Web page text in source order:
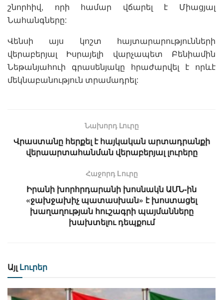
շնորհիվ, որի համար վճարել է Միացյալ
Նահանգները:
Վենսի այս կոշտ հայտարարությունների
վերաբերյալ Իսրայելի վարչապետ Բենիամին
Նեթանյահուի գրասենյակը հրաժարվել է որևէ
մեկնաբանություն տրամադրել:
Նախորդ Լուրը
Վրաստանը հերքել է հայկական արտադրանքի
վերաարտահանման վերաբերյալ լուրերը
Հաջորդ Lուրը
Իրանի խորհրդարանի խոսնակն ԱՄՆ-ին
«ջախջախիչ պատասխան» է խոստացել
խաղաղության հուշագրի պայմանները
խախտելու դեպքում
Այլ Լուրեր